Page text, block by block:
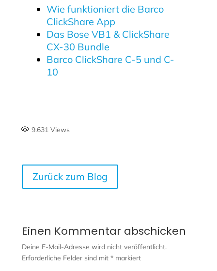
Wie funktioniert die Barco
ClickShare App
Das Bose VB1 & ClickShare
CX-30 Bundle
Barco ClickShare C-5 und C-
10
9.631Views
Zurück zum Blog
Einen Kommentar abschicken
Deine E-Mail-Adresse wird nicht veröffentlicht.
Erforderliche Felder sind mit *markiert